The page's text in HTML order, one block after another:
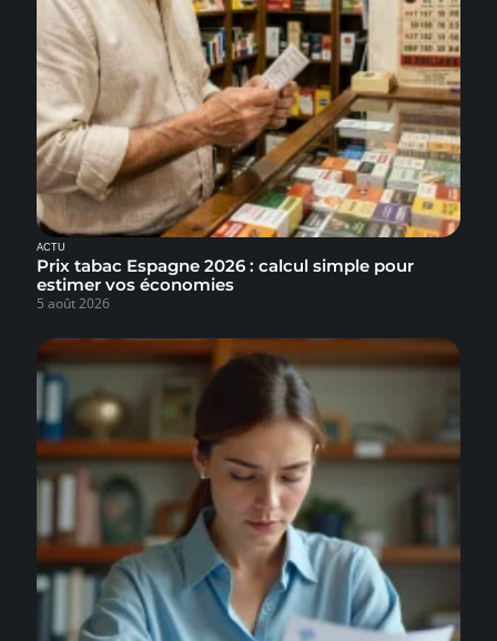
ACTU
Prix tabac Espagne 2026 : calcul simple pour
estimer vos économies
5 août 2026